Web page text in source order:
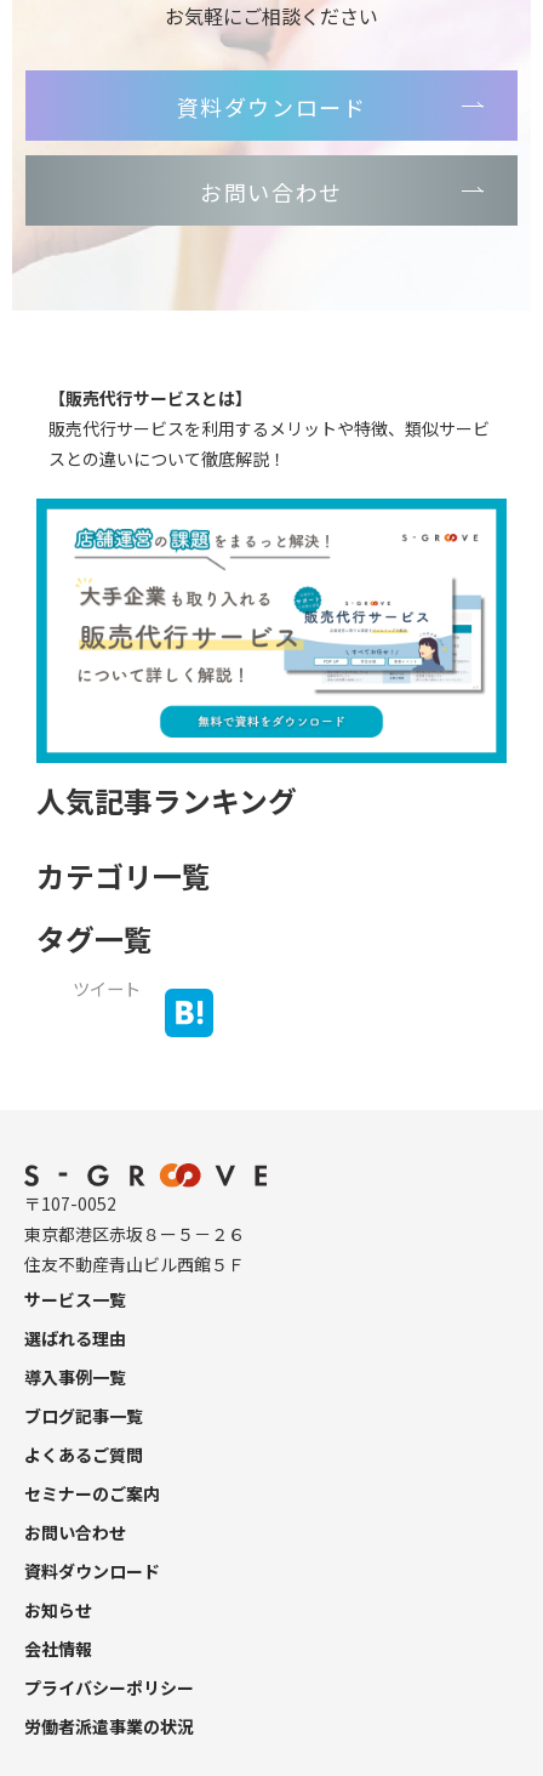
お気軽にご相談ください
資料ダウンロード
お問い合わせ
【販売代行サービスとは】
販売代行サービスを利用するメリットや特徴、類似サービ
スとの違いについて徹底解説！
人気記事ランキング
カテゴリ一覧
タグ一覧
ツイート
〒107-0052
東京都港区赤坂８ー５－２６
住友不動産青山ビル西館５Ｆ
サービス一覧
選ばれる理由
導入事例一覧
ブログ記事一覧
よくあるご質問
セミナーのご案内
お問い合わせ
資料ダウンロード
お知らせ
会社情報
プライバシーポリシー
労働者派遣事業の状況